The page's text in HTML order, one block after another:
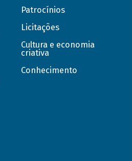
Patrocínios
Licitações
Cultura e economia
criativa
Conhecimento